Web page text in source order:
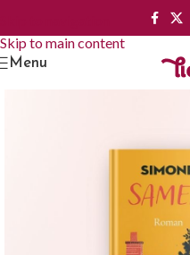
Skip to main content
Menu